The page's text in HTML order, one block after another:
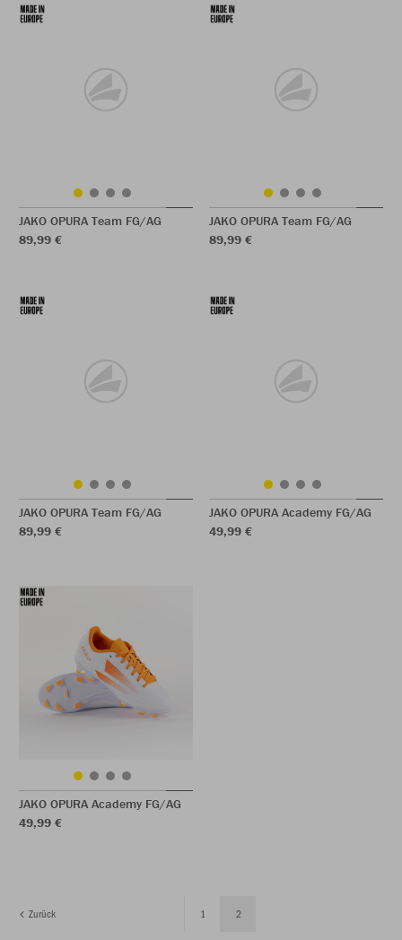
JAKO OPURA Team FG/AG
89,99 €
JAKO OPURA Team FG/AG
89,99 €
JAKO OPURA Team FG/AG
89,99 €
JAKO OPURA Academy FG/AG
49,99 €
JAKO OPURA Academy FG/AG
49,99 €
Zurück 1 2